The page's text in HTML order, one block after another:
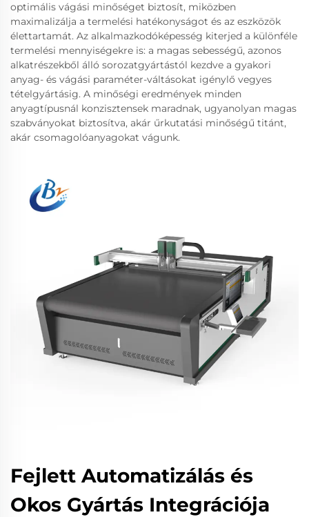
optimális vágási minőséget biztosít, miközben
maximalizálja a termelési hatékonyságot és az eszközök
élettartamát. Az alkalmazkodóképesség kiterjed a különféle
termelési mennyiségekre is: a magas sebességű, azonos
alkatrészekből álló sorozatgyártástól kezdve a gyakori
anyag- és vágási paraméter-váltásokat igénylő vegyes
tételgyártásig. A minőségi eredmények minden
anyagtípusnál konzisztensek maradnak, ugyanolyan magas
szabványokat biztosítva, akár űrkutatási minőségű titánt,
akár csomagolóanyagokat vágunk.
Fejlett Automatizálás és
Okos Gyártás Integrációja